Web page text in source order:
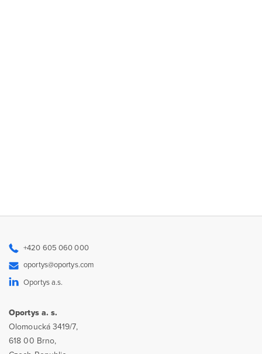
+420 605 060 000
oportys@oportys.com
Oportys a.s.
Oportys a. s.
Olomoucká 3419/7,
618 00 Brno,